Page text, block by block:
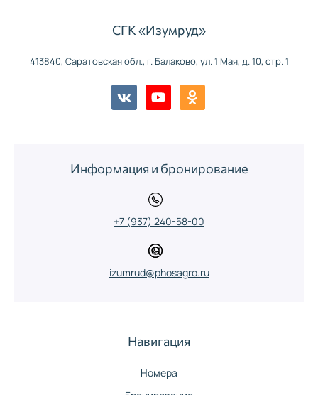
СГК «Изумруд»
413840, Саратовская обл., г. Балаково, ул. 1 Мая, д. 10, стр. 1
Информация и бронирование
+7 (937) 240-58-00
izumrud@phosagro.ru
Навигация
Номера